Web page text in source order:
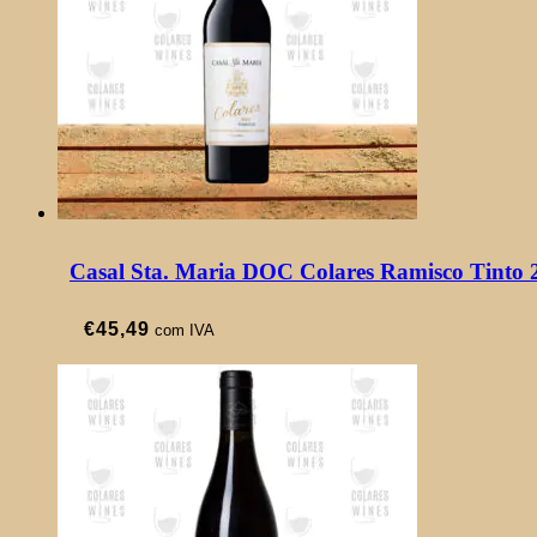
Casal Sta. Maria DOC Colares Ramisco Tinto
€45,49 com IVA